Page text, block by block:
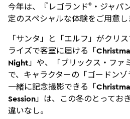
今年は、『レゴランド® ・ジャパ
定のスペシャルな体験をご用意し
「サンタ」と「エルフ」がクリ
ライズで客室に届ける「
Night」や、「ブリックス・ファ
で、キャラクターの「ゴードン
一緒に記念撮影できる「
Session」は、この冬のとってお
違いなし。